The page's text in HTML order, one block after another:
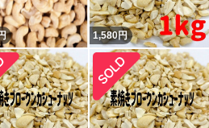
1,580円